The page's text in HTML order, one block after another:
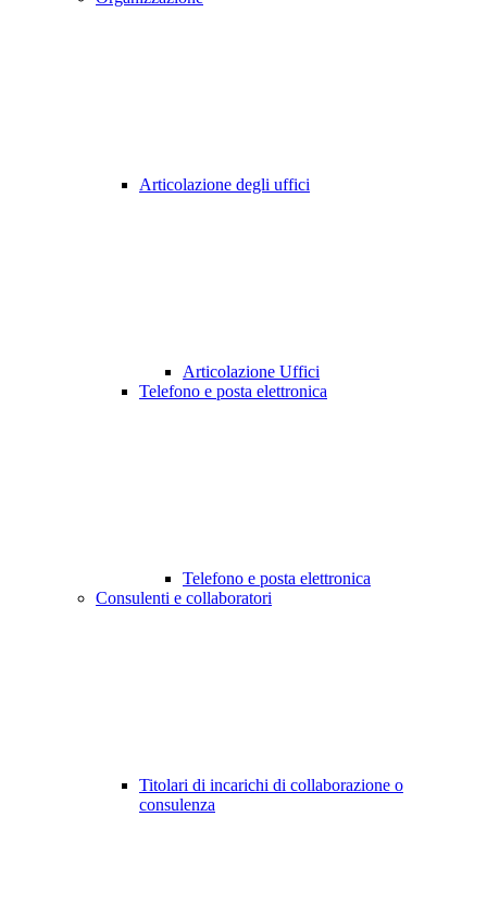
Articolazione degli uffici
Articolazione Uffici
Telefono e posta elettronica
Telefono e posta elettronica
Consulenti e collaboratori
Titolari di incarichi di collaborazione o
consulenza